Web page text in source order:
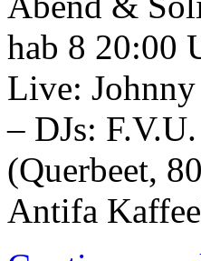
hab 8 20:00
Live:
– DJs:
(Querbeet,
Antifa